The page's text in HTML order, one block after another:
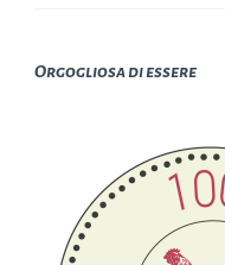
Orgogliosa di essere